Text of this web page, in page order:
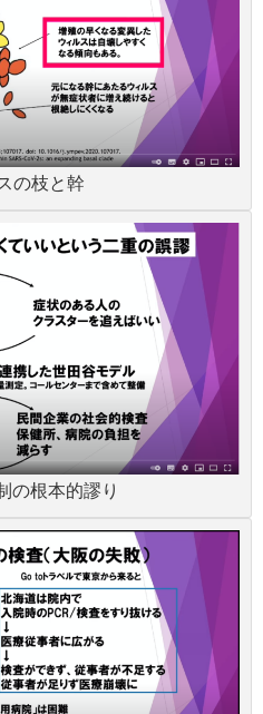
の枝と幹
の根本的謬り